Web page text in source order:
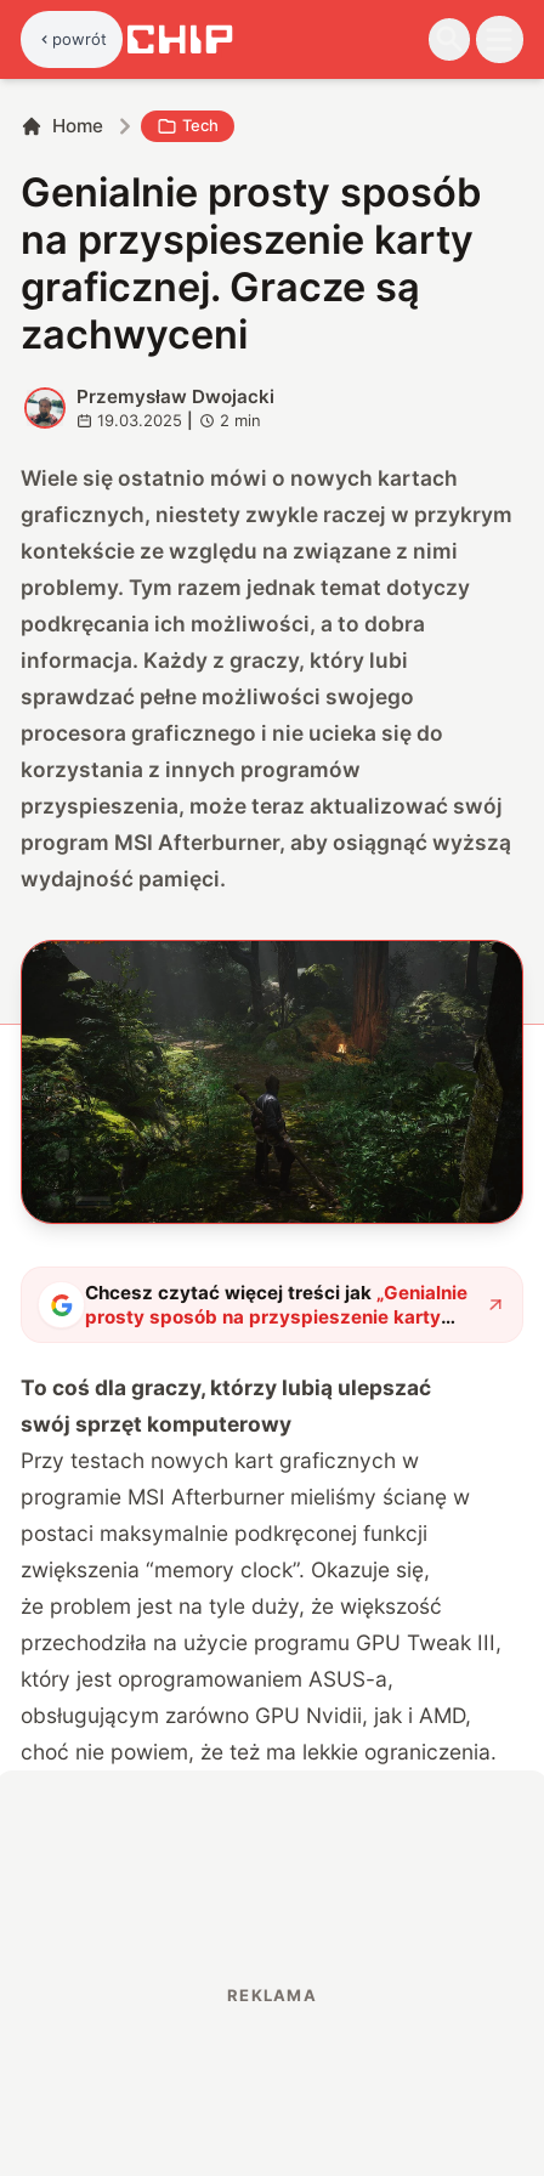
powrót
Home Tech
Genialnie prosty sposób
na przyspieszenie karty
graficznej. Gracze są
zachwyceni
P
Przemysław Dwojacki
19.03.2025 2 min
Wiele się ostatnio mówi o nowych kartach
graficznych, niestety zwykle raczej w przykrym
kontekście ze względu na związane z nimi
problemy. Tym razem jednak temat dotyczy
podkręcania ich możliwości, a to dobra
informacja. Każdy z graczy, który lubi
sprawdzać pełne możliwości swojego
procesora graficznego i nie ucieka się do
korzystania z innych programów
przyspieszenia, może teraz aktualizować swój
program MSI Afterburner, aby osiągnąć wyższą
wydajność pamięci.
Chcesz czytać więcej treści jak „Genialnie
prosty sposób na przyspieszenie karty
graficznej. Gracze są zachwyceni"?
To coś dla graczy, którzy lubią ulepszać
swój sprzęt komputerowy
Przy testach nowych kart graficznych w
programie MSI Afterburner mieliśmy ścianę w
postaci maksymalnie podkręconej funkcji
zwiększenia “memory clock”. Okazuje się,
że problem jest na tyle duży, że większość
przechodziła na użycie programu GPU Tweak III,
który jest oprogramowaniem ASUS-a,
obsługującym zarówno GPU Nvidii, jak i AMD,
choć nie powiem, że też ma lekkie ograniczenia.